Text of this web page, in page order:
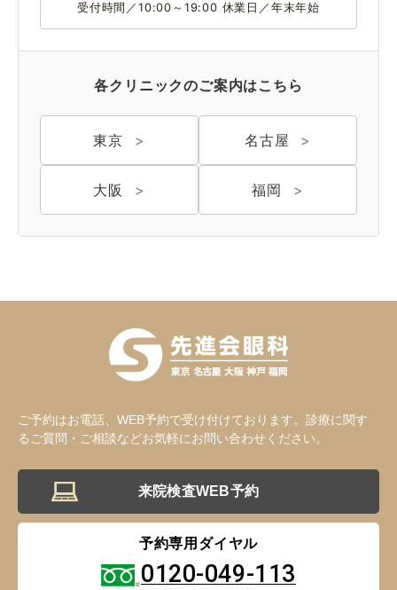
受付時間／10:00～19:00 休業日／年末年始
各クリニックのご案内はこちら
東京 名古屋
大阪 福岡
ご予約はお電話、WEB予約で受け付けております。診療に関す
るご質問・ご相談などお気軽にお問い合わせください。
来院検査WEB予約
予約専用ダイヤル
0120-049-113